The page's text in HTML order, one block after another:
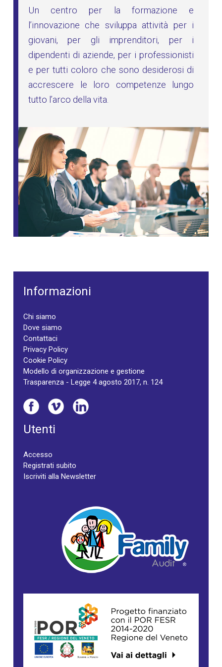
Un centro per la formazione e
l’innovazione che sviluppa attività per i
giovani, per gli imprenditori, per i
dipendenti di aziende, per i professionisti
e per tutti coloro che sono desiderosi di
accrescere le loro competenze lungo
tutto l’arco della vita.
Informazioni
Chi siamo
Dove siamo
Contattaci
Privacy Policy
Cookie Policy
Modello di organizzazione e gestione
Trasparenza - Legge 4 agosto 2017, n. 124
Utenti
Accesso
Registrati subito
Iscriviti alla Newsletter